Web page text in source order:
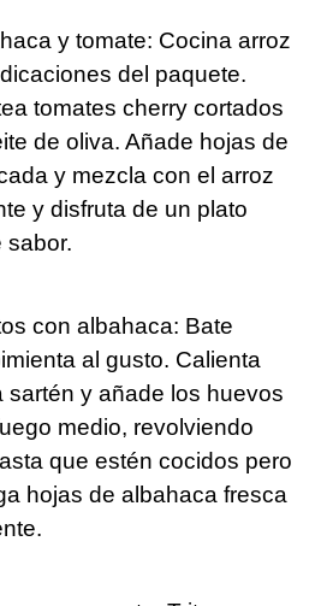
y tomate: Cocina arroz
del paquete.
tomates cherry cortados
de oliva. Añade hojas de
y mezcla con el arroz
y disfruta de un plato
sabor.
con albahaca: Bate
al gusto. Calienta
sartén y añade los huevos
medio, revolviendo
que estén cocidos pero
hojas de albahaca fresca